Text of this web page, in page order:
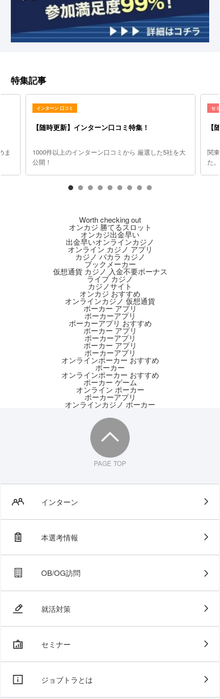
特集記事
ま
インターン 口コミ
【随時更新】インターン口コミ特集！
1000件以上のインターン口コミから 厳選した5社を大
公開！
セ
【
関
た。
Worth checking out
オンカジ 勝てるスロット
オンカジ出金早い
出金早いオンラインカジノ
オンライン カジノ アプリ
カジノ バカラ カジノ
ブックメーカー
仮想通貨 カジノ 入金不要ボーナス
ライブ カジノ
カジノサイト
オンカジ おすすめ
オンラインカジノ 仮想通貨
ポーカー アプリ
ポーカーアプリ
ポーカーアプリ おすすめ
ポーカー アプリ
ポーカーアプリ
ポーカー アプリ
ポーカーアプリ
オンラインポーカー おすすめ
ポーカー
オンラインポーカー おすすめ
ポーカー ゲーム
オンライン ポーカー
ポーカーアプリ
オンラインカジノ ポーカー
PAGE TOP
インターン
本選考情報
OB/OG訪問
就活対策
セミナー
ジョブトラとは